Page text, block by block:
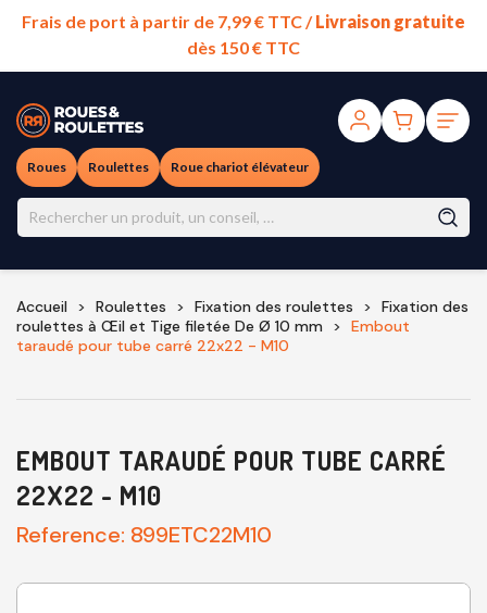
Frais de port à partir de 7,99 € TTC /Livraison gratuite
dès 150 € TTC
Roues Roulettes Roue chariot élévateur
Accueil Roulettes Fixation des roulettes
Fixation des
roulettes à Œil et Tige filetée De Ø 10 mm
Embout
taraudé pour tube carré 22x22 - M10
EMBOUT TARAUDÉ POUR TUBE CARRÉ
22X22 - M10
Reference: 899ETC22M10